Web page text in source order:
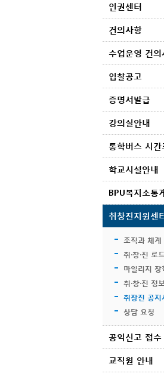
인권센터
건의사항
수업운영 건의
입찰공고
증명서발급
강의실안내
통학버스 시간
학교시설안내
BPU복지소통
취창진지원센
조직과 체계
취·창·진 로
마일리지 장
취·창·진 정
취장진 공지
상담 요청
공익신고 접수
교직원 안내